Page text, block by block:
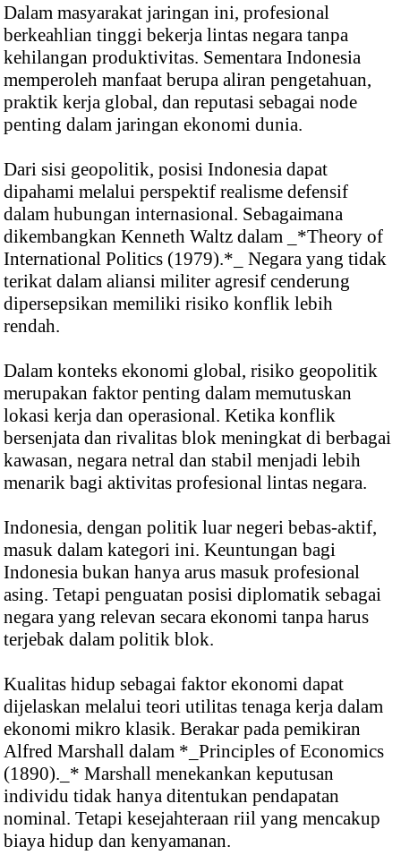
Dalam masyarakat jaringan ini, profesional
berkeahlian tinggi bekerja lintas negara tanpa
kehilangan produktivitas. Sementara Indonesia
memperoleh manfaat berupa aliran pengetahuan,
praktik kerja global, dan reputasi sebagai node
penting dalam jaringan ekonomi dunia.
Dari sisi geopolitik, posisi Indonesia dapat
dipahami melalui perspektif realisme defensif
dalam hubungan internasional. Sebagaimana
dikembangkan Kenneth Waltz dalam _*Theory of
International Politics (1979).*_ Negara yang tidak
terikat dalam aliansi militer agresif cenderung
dipersepsikan memiliki risiko konflik lebih
rendah.
Dalam konteks ekonomi global, risiko geopolitik
merupakan faktor penting dalam memutuskan
lokasi kerja dan operasional. Ketika konflik
bersenjata dan rivalitas blok meningkat di berbagai
kawasan, negara netral dan stabil menjadi lebih
menarik bagi aktivitas profesional lintas negara.
Indonesia, dengan politik luar negeri bebas-aktif,
masuk dalam kategori ini. Keuntungan bagi
Indonesia bukan hanya arus masuk profesional
asing. Tetapi penguatan posisi diplomatik sebagai
negara yang relevan secara ekonomi tanpa harus
terjebak dalam politik blok.
Kualitas hidup sebagai faktor ekonomi dapat
dijelaskan melalui teori utilitas tenaga kerja dalam
ekonomi mikro klasik. Berakar pada pemikiran
Alfred Marshall dalam *_Principles of Economics
(1890)._* Marshall menekankan keputusan
individu tidak hanya ditentukan pendapatan
nominal. Tetapi kesejahteraan riil yang mencakup
biaya hidup dan kenyamanan.